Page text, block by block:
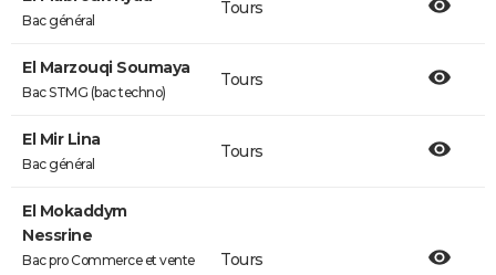
Bac général
Tours
El Marzouqi Soumaya
Bac STMG (bac techno)
Tours
El Mir Lina
Bac général
Tours
El Mokaddym
Nessrine
Bac pro Commerce et vente
Tours